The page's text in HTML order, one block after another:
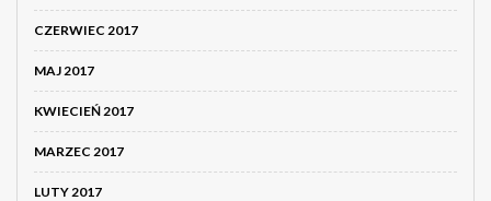
CZERWIEC 2017
MAJ 2017
KWIECIEŃ 2017
MARZEC 2017
LUTY 2017